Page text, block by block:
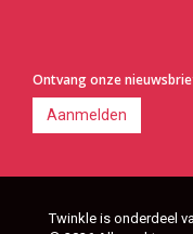
Ontvang onze
Aanmelden
Twinkle is onderdeel